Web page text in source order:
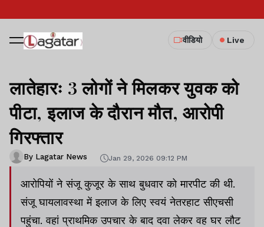
वीडियो Live
लातेहारः 3 लोगों ने मिलकर युवक को
पीटा, इलाज के दौरान मौत, आरोपी
गिरफ्तार
By Lagatar News Jan 29, 2026 09:12 PM
आरोपियों ने संजू कुजूर के साथ बुधवार को मारपीट की थी.
संजू घायलावस्था में इलाज के लिए स्वयं नेतरहाट सीएचसी
पहुंचा. वहां प्राथमिक उपचार के बाद दवा लेकर वह घर लौट